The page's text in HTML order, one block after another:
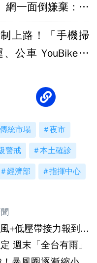
網一面倒嫌棄：退
上路！「手機掃
公車 YouBike一
傳統市場 夜市
警戒 本土確診
經濟部 指揮中心
+低壓帶接力報到...
週末「全台有雨」